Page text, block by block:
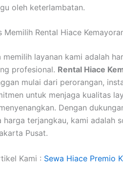
oleh keterlambatan.
Memilih Rental Hiace
memilih layanan kami adalah
profesional. Rental Hiace
mulai dari perorangan,
untuk menjaga kualitas
Dengan
harga terjangkau, kami adalah
Pusat.
Kami : Sewa Hiace Premio